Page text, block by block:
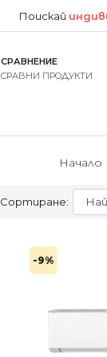
Поискай
СРАВНЕНИЕ
СРАВНИ ПРОДУКТИ
Начало
Сортиране:
-9%